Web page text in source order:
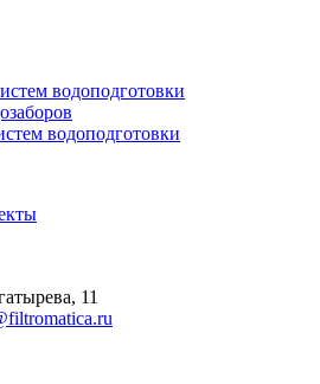
водоподготовки
водоподготовки
11